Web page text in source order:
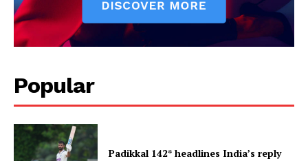
Popular
Padikkal 142* headlines India’s reply